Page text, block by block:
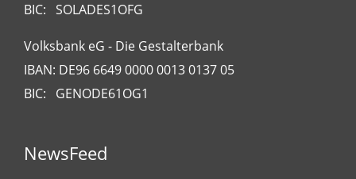
BIC: SOLADES1OFG
Volksbank eG - Die Gestalterbank
IBAN: DE96 6649 0000 0013 0137 05
BIC: GENODE61OG1
NewsFeed